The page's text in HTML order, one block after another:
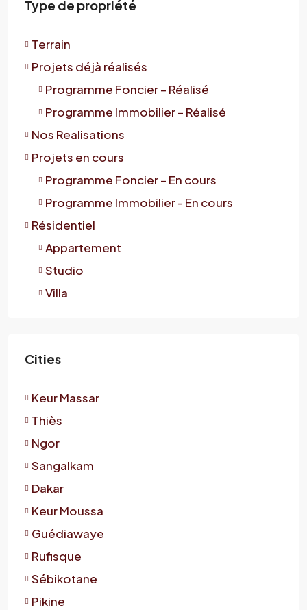
Type de propriété
Terrain
Projets déjà réalisés
Programme Foncier – Réalisé
Programme Immobilier – Réalisé
Nos Realisations
Projets en cours
Programme Foncier – En cours
Programme Immobilier - En cours
Résidentiel
Appartement
Studio
Villa
Cities
Keur Massar
Thiès
Ngor
Sangalkam
Dakar
Keur Moussa
Guédiawaye
Rufisque
Sébikotane
Pikine